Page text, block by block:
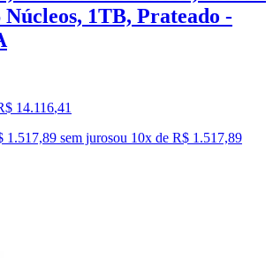
Núcleos, 1TB, Prateado -
14.116,41
1.517,89 sem jurosou 10x de R$ 1.517,89